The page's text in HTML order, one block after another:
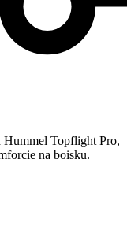
Topflight Pro,
na boisku.